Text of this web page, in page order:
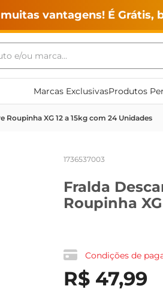
vantagens! É Grátis,
e/ou marca...
Marcas ExclusivasProdutos
Roupinha XG 12 a 15kg com 24 Unidades
1736537003
Fralda
Roupinha
Condições de
R$ 47,99